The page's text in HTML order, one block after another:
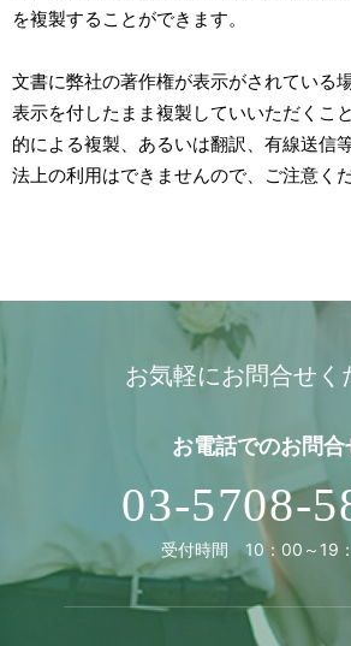
を複製することができます。
文書に弊社の著作権が表示がされている
表示を付したまま複製していいただくこ
的による複製、あるいは翻訳、有線送信
法上の利用はできませんので、ご注意くだ
お気軽にお問合せく
お電話でのお問合
03-5708-
受付時間 10：00～19